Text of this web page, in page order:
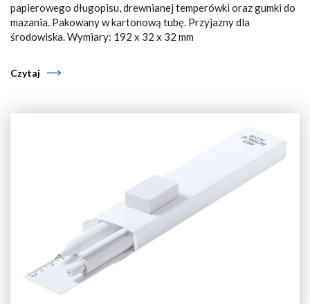
papierowego długopisu, drewnianej temperówki oraz gumki do
mazania. Pakowany w kartonową tubę. Przyjazny dla
środowiska. Wymiary: 192 x 32 x 32 mm
Czytaj